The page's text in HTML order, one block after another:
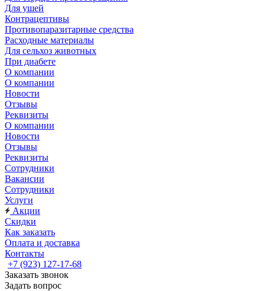
Для ушей
Контрацептивы
Противопаразитарные средства
Расходные материалы
Для сельхоз животных
При диабете
О компании
О компании
Новости
Отзывы
Реквизиты
О компании
Новости
Отзывы
Реквизиты
Сотрудники
Вакансии
Сотрудники
Услуги
Акции
Скидки
Как заказать
Оплата и доставка
Контакты
+7 (923) 127-17-68
Заказать звонок
Задать вопрос